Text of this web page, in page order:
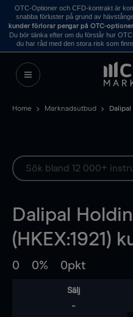
OTC-Optioner och CFD-kontrakt är
snabba förluster på grund av
kunder förlorar pengar på OTC-
Du bör tänka efter om du förstår hur
du har råd med den stora risk som
Home Marknadsutbud
Dalipal
(HKEX:1921)
0 0% 0pkt
Sälj
-